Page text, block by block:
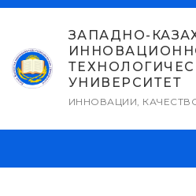
Перейти
содержимому
ЗАПАДНО-
УНИВЕРСИТЕТ
ИННОВАЦИИ,